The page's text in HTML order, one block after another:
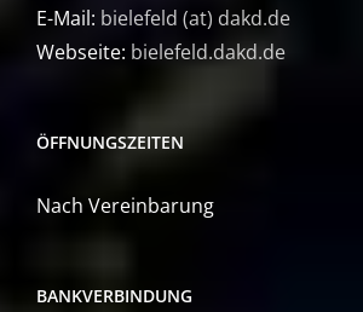
E-Mail: bielefeld (at) dakd.de
Webseite: bielefeld.dakd.de
ÖFFNUNGSZEITEN
Nach Vereinbarung
BANKVERBINDUNG